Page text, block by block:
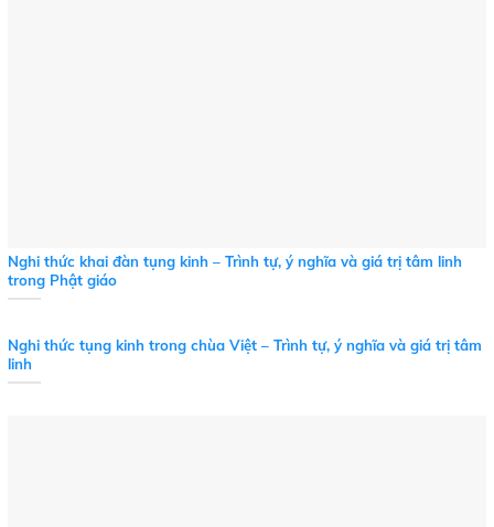
Nghi thức khai đàn tụng kinh – Trình tự, ý nghĩa và giá trị tâm linh
trong Phật giáo
Nghi thức tụng kinh trong chùa Việt – Trình tự, ý nghĩa và giá trị tâm
linh